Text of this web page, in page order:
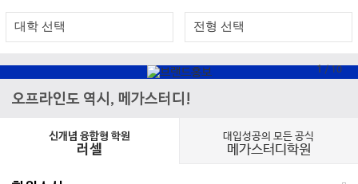
한양대
대학별 모집인원/경쟁률